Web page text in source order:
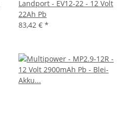
Landport - EV12-22 - 12 Volt
22Ah Pb
83,42 € *